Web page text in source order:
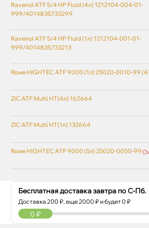
Бесплатная доставка завтра по С-Пб.
Доставка200 ₽, еще2000 ₽ и будет 0 ₽
0 ₽
Ravenol ATF 5/4 HP Fluid (4л) 1212104-004-01-
999/4014835733299
Ravenol ATF 5/4 HP Fluid (1л) 1212104-001-01-
999/4014835733213
Rowe HIGHTEC ATF 9000 (1л) 25020-0010-99
ZIC ATF Multi HT(4л) 162664
ZIC ATF Multi HT(1л) 132664
Rowe HIGHTEC ATF 9000 (5л) 25020-0050-99